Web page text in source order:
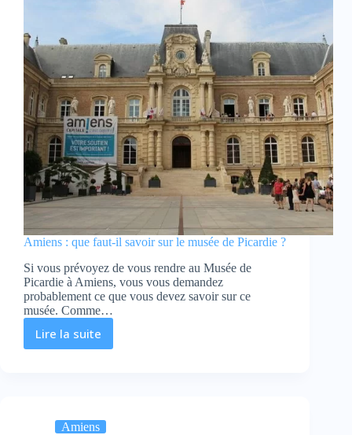
Amiens : que faut-il savoir sur le musée de Picardie ?
Si vous prévoyez de vous rendre au Musée de
Picardie à Amiens, vous vous demandez
probablement ce que vous devez savoir sur ce
musée. Comme…
Lire la suite
Amiens
savoir
Amiens